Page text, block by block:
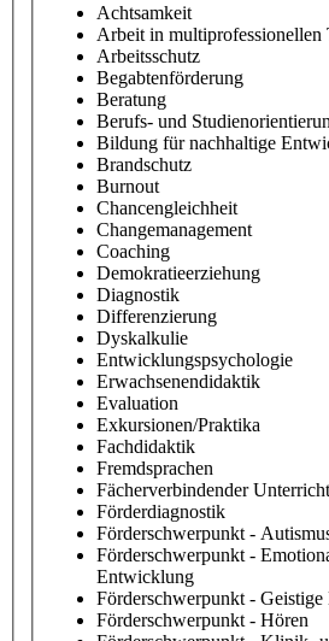
Achtsamkeit
Arbeit in multiprofessionellen
Arbeitsschutz
Begabtenförderung
Beratung
Berufs- und
Bildung für nachhaltige
Brandschutz
Burnout
Chancengleichheit
Changemanagement
Coaching
Demokratieerziehung
Diagnostik
Differenzierung
Dyskalkulie
Entwicklungspsychologie
Erwachsenendidaktik
Evaluation
Exkursionen/Praktika
Fachdidaktik
Fremdsprachen
Fächerverbindender Unterricht
Förderdiagnostik
Förderschwerpunkt -
Förderschwerpunkt -
Entwicklung
Förderschwerpunkt -
Förderschwerpunkt - Hören